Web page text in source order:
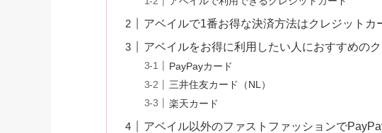
アベイルで1番お得な決済方法はクレジットカ
アベイルをお得に利用したい人におすすめの
PayPayカード
三井住友カード（NL）
楽天カード
アベイル以外のファストファッションで